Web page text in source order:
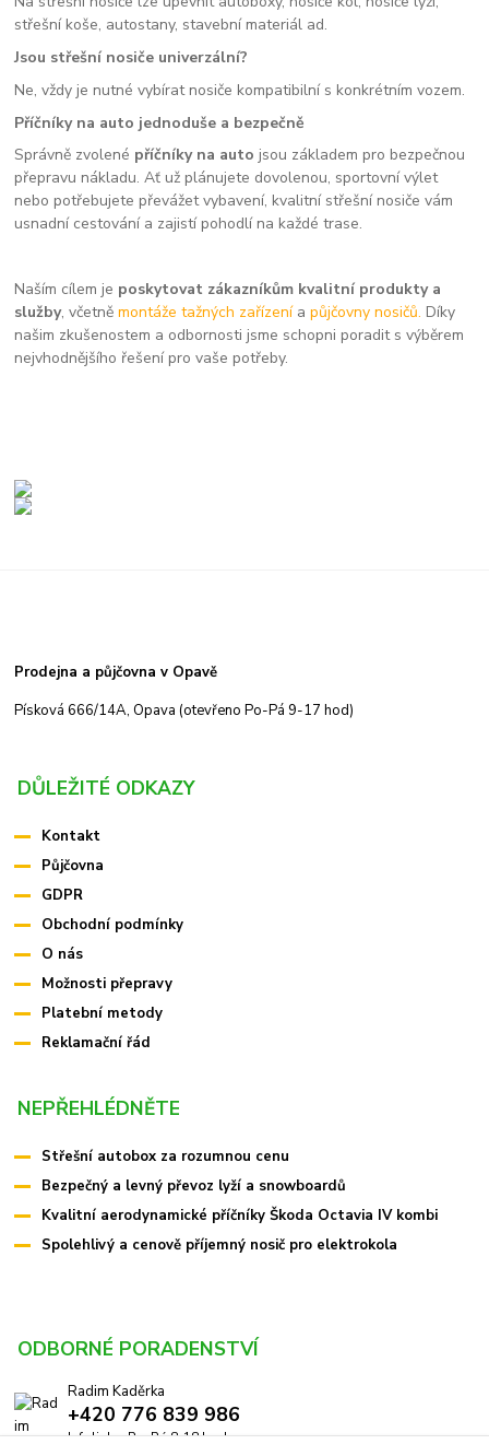
střešní koše, autostany, stavební materiál ad.
Jsou střešní nosiče univerzální?
Ne, vždy je nutné vybírat nosiče kompatibilní s konkrétním vozem.
Příčníky na auto jednoduše a bezpečně
Správně zvolené příčníky na auto jsou základem pro bezpečnou
přepravu nákladu. Ať už plánujete dovolenou, sportovní výlet
nebo potřebujete převážet vybavení, kvalitní střešní nosiče vám
usnadní cestování a zajistí pohodlí na každé trase.
Naším cílem je poskytovat zákazníkům kvalitní produkty a
služby, včetněmontáže tažných zařízení apůjčovny nosičů. Díky
našim zkušenostem a odbornosti jsme schopni poradit s výběrem
nejvhodnějšího řešení pro vaše potřeby.
Prodejna a půjčovna v Opavě
Písková 666/14A, Opava (otevřeno Po-Pá 9-17 hod)
DŮLEŽITÉ ODKAZY
Kontakt
Půjčovna
GDPR
Obchodní podmínky
O nás
Možnosti přepravy
Platební metody
Reklamační řád
NEPŘEHLÉDNĚTE
Střešní autobox za rozumnou cenu
Bezpečný a levný převoz lyží a snowboardů
Kvalitní aerodynamické příčníky Škoda Octavia IV kombi
Spolehlivý a cenově příjemný nosič pro elektrokola
ODBORNÉ PORADENSTVÍ
Radim Kaděrka
+420 776 839 986
Infolinka: Po-Pá 8-18 hod.